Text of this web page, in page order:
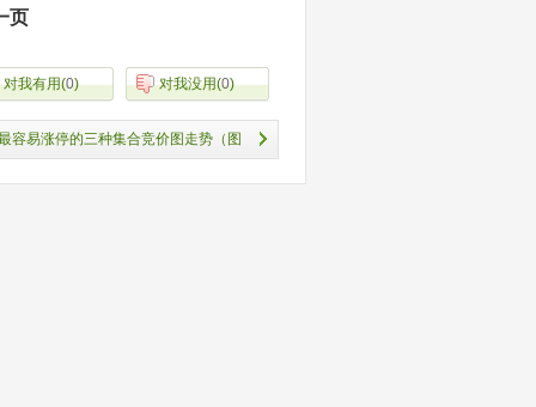
页
对我有用(0) 对我没用(0)
容易涨停的三种集合竞价图走势（图